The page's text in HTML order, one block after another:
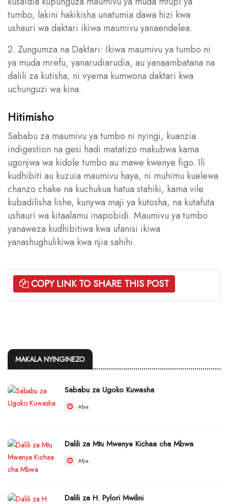
tumbo, lakini hakikisha unatumia dawa hizi kwa
ushauri wa daktari ikiwa maumivu yanaendelea.
2. Zungumza na Daktari: Ikiwa maumivu ya tumbo ni
ya muda mrefu, yanarudiarudia, au yanaambatana na
dalili za kutisha, ni vyema kumwona daktari kwa
uchunguzi wa kina.
Hitimisho
Sababu za maumivu ya tumbo ni nyingi, kuanzia
indigestion na gesi hadi matatizo makubwa kama
ugonjwa wa kidole tumbo au mawe kwenye figo. Ili
kudhibiti au kuzuia maumivu haya, ni muhimu kuelewa
chanzo chake na kuchukua hatua stahiki, kama vile
kubadilisha lishe, kunywa maji ya kutosha, na kutafuta
ushauri wa kitaalamu inapobidi. Maumivu ya tumbo
yanaweza kudhibitiwa kwa ufanisi ikiwa
yanashughulikiwa kwa njia sahihi.
COPY LINK TO SHARE THIS POST
MAKALA NYINGINEZO
Sababu za Ugoko Kuwasha
Afya
Dalili za Mtu Mwenye Kichaa cha Mbwa
Afya
Dalili za H. Pylori Mwilini